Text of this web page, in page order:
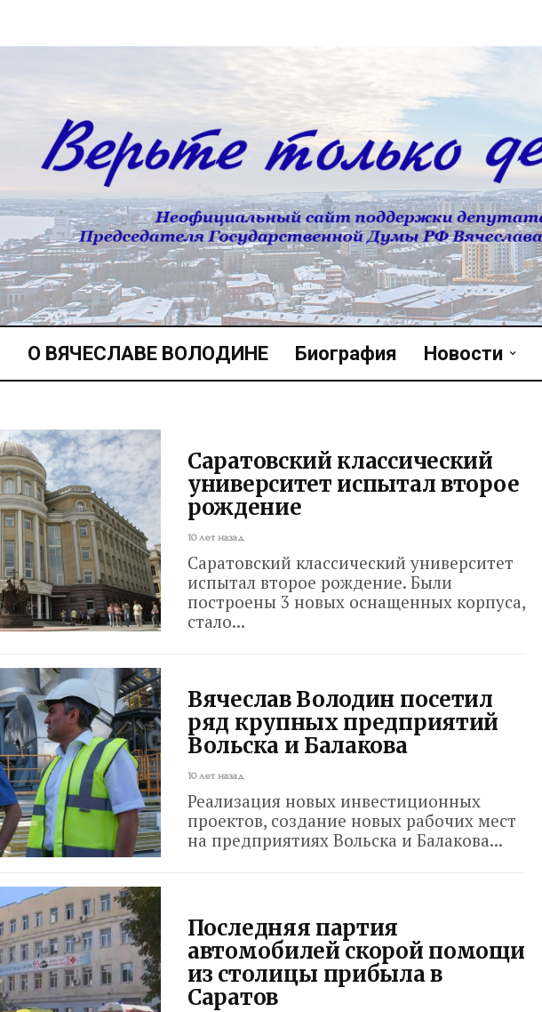
О ВЯЧЕСЛАВЕ ВОЛОДИНЕ Биография Новости
Саратовский классический
университет испытал второе
рождение
10 лет назад
Саратовский классический университет
испытал второе рождение. Были
построены 3 новых оснащенных корпуса,
стало...
Вячеслав Володин посетил
ряд крупных предприятий
Вольска и Балакова
10 лет назад
Реализация новых инвестиционных
проектов, создание новых рабочих мест
на предприятиях Вольска и Балакова...
Последняя партия
автомобилей скорой помощи
из столицы прибыла в
Саратов